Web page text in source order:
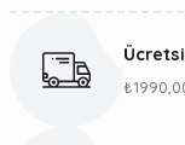
Görüş ve